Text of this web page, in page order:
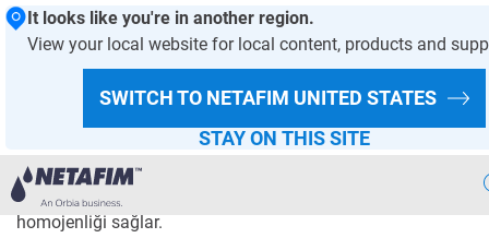
It looks like you're in another region.
View your local website for local content, products and
SWITCH TO NETAFIM UNITED STATES
STAY ON THIS SITE
Sugorish
MegaNet™
Tarla bitkileri sulamasında, yenilikçi tasarıma sahip
sprinkler, böceklerin neden olduğu sorunları, kötü su
tarla makinalarının hasar görmesini engellerken mükemmel
homojenliği sağlar.